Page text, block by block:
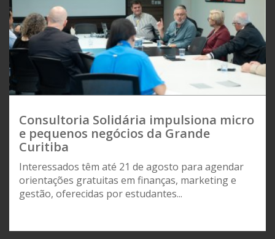
Consultoria Solidária impulsiona micro
e pequenos negócios da Grande
Curitiba
Interessados têm até 21 de agosto para agendar
orientações gratuitas em finanças, marketing e
gestão, oferecidas por estudantes...